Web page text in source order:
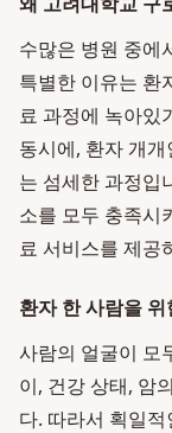
수많은 병원 중에
특별한 이유는 환
료 과정에 녹아있
동시에, 환자 개
는 섬세한 과정입
소를 모두 충족시
료 서비스를 제공
환자 한 사람을
사람의 얼굴이 모
이, 건강 상태, 암
다. 따라서 획일